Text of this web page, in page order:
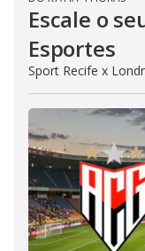
Escale o
Esportes
Sport Recife x